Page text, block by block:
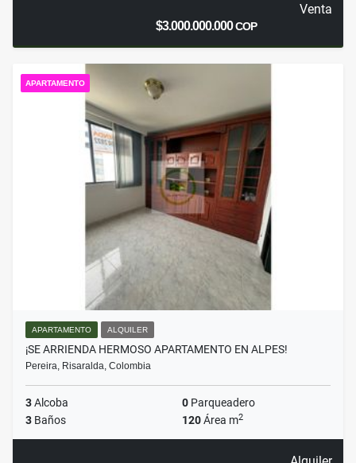
Venta
$3.000.000.000COP
APARTAMENTO
APARTAMENTO ALQUILER
¡SE ARRIENDA HERMOSO APARTAMENTO EN ALPES!
Pereira, Risaralda, Colombia
3Alcoba 0 Parqueadero
3 Baños 120Área m2